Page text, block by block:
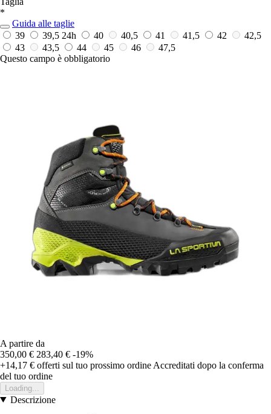
*
Guida alle taglie
39
39,5 24h 40 40,5 41 41,5 42
42,5
43
43,5 44 45 46
47,5
Questo campo è obbligatorio
A partire da
350,00 € 283,40 € -19%
+14,17 € offerti sul tuo prossimo ordine Accreditati dopo la conferma
del tuo ordine
Loading...
Descrizione